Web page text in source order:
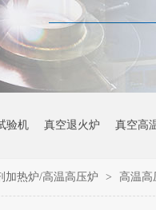
验机 真空退火炉 真空高
加热炉/高温高压炉 > 高温高